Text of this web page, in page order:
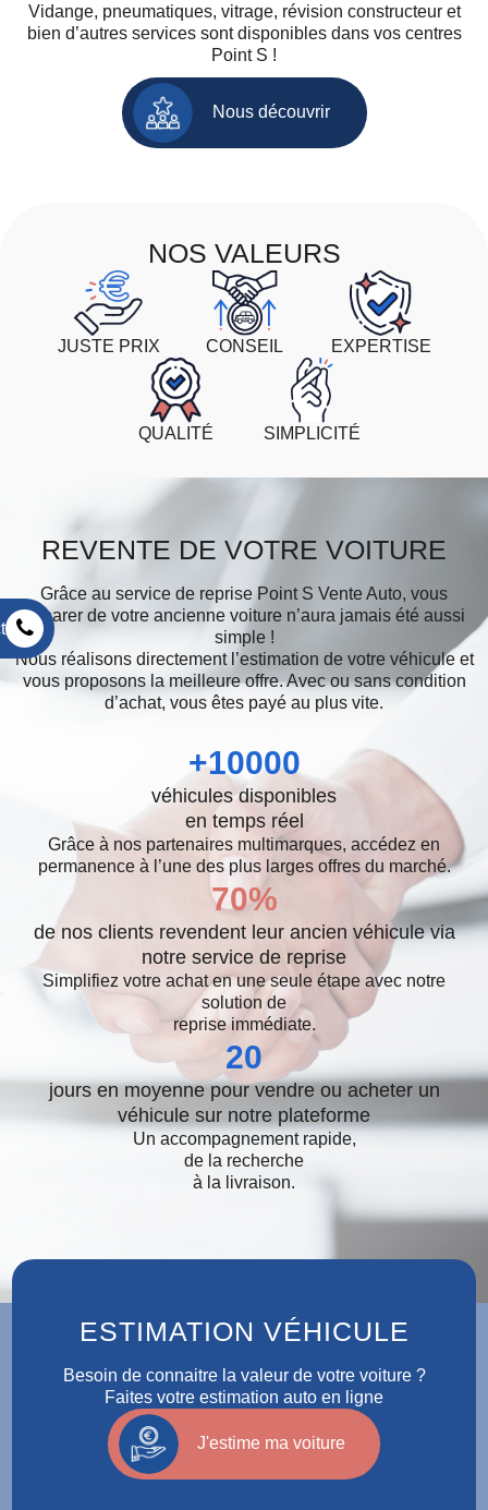
Vidange, pneumatiques, vitrage, révision constructeur et
bien d’autres services sont disponibles dans vos centres
Point S !
Nous découvrir
NOS VALEURS
JUSTE PRIX CONSEIL EXPERTISE
QUALITÉ SIMPLICITÉ
REVENTE DE VOTRE VOITURE
Grâce au service de reprise Point S Vente Auto, vous
séparer de votre ancienne voiture n’aura jamais été aussi
simple !
Nous réalisons directement l’estimation de votre véhicule et
vous proposons la meilleure offre. Avec ou sans condition
d’achat, vous êtes payé au plus vite.
+10000
véhicules disponibles
en temps réel
Grâce à nos partenaires multimarques, accédez en
permanence à l’une des plus larges offres du marché.
70%
de nos clients revendent leur ancien véhicule via
notre service de reprise
Simplifiez votre achat en une seule étape avec notre
solution de
reprise immédiate.
20
jours en moyenne pour vendre ou acheter un
véhicule sur notre plateforme
Un accompagnement rapide,
de la recherche
à la livraison.
ESTIMATION VÉHICULE
Besoin de connaitre la valeur de votre voiture ?
Faites votre estimation auto en ligne
J'estime ma voiture